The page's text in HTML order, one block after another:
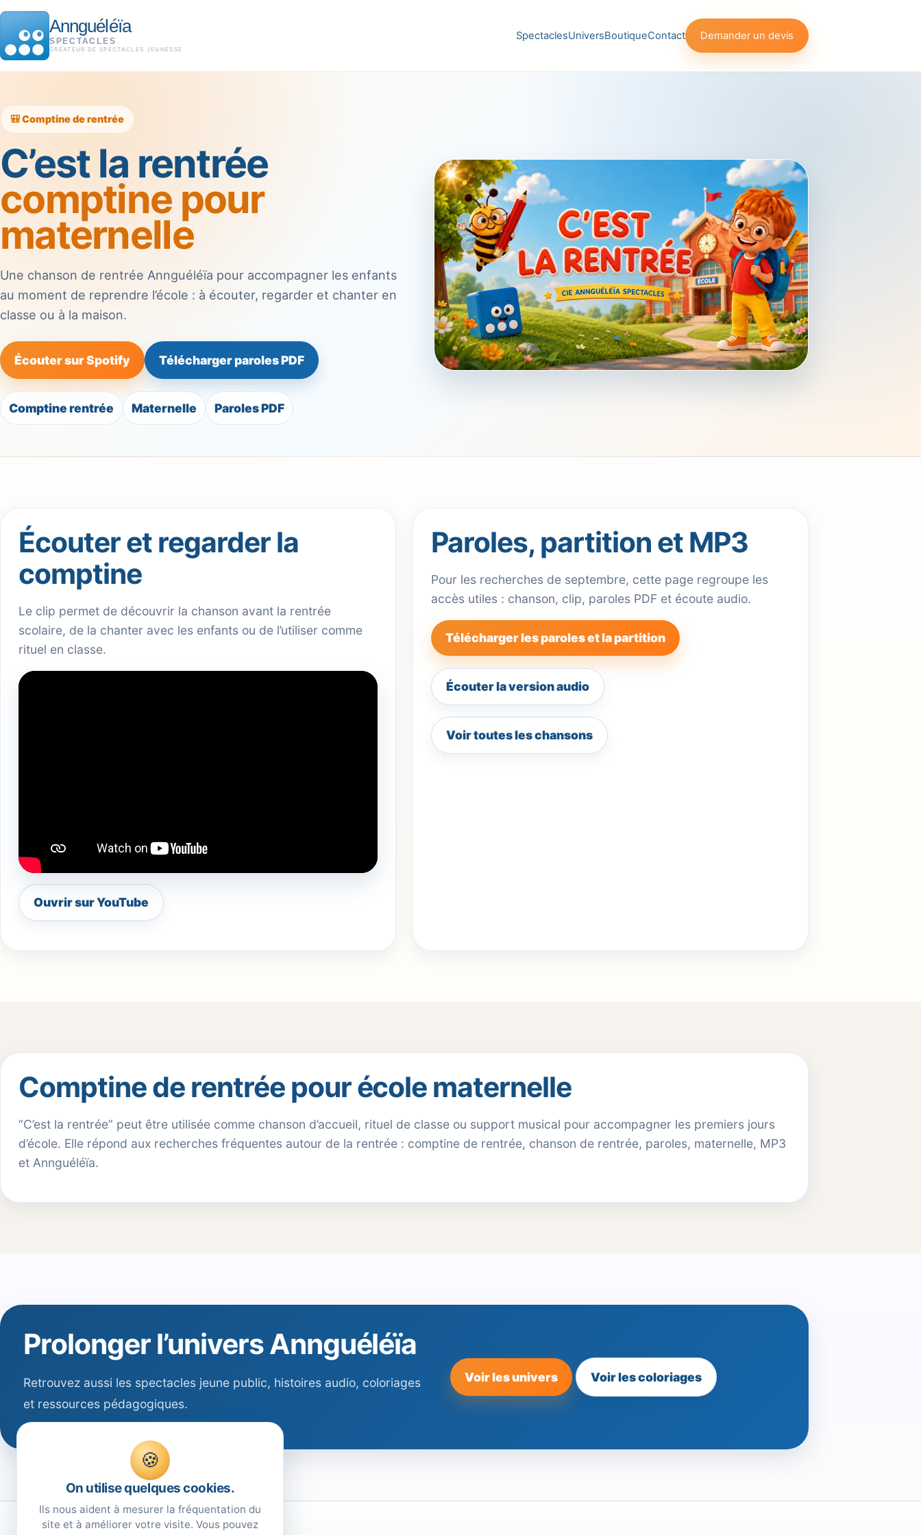
Annguéléïa
SPECTACLES
CRÉATEUR DE SPECTACLES JEUNESSE
SpectaclesUniversBoutiqueContact Demander un devis
🎒 Comptine de rentrée
C’est la rentrée
comptine pour
maternelle
Une chanson de rentrée Annguéléïa pour accompagner les enfants
au moment de reprendre l’école : à écouter, regarder et chanter en
classe ou à la maison.
Écouter sur Spotify Télécharger paroles PDF
Comptine rentrée Maternelle Paroles PDF
Écouter et regarder la
comptine
Le clip permet de découvrir la chanson avant la rentrée
scolaire, de la chanter avec les enfants ou de l’utiliser comme
rituel en classe.
Ouvrir sur YouTube
Paroles, partition et MP3
Pour les recherches de septembre, cette page regroupe les
accès utiles : chanson, clip, paroles PDF et écoute audio.
Télécharger les paroles et la partition
Écouter la version audio
Voir toutes les chansons
Comptine de rentrée pour école maternelle
“C’est la rentrée” peut être utilisée comme chanson d’accueil, rituel de classe ou support musical pour accompagner les premiers jours
d’école. Elle répond aux recherches fréquentes autour de la rentrée : comptine de rentrée, chanson de rentrée, paroles, maternelle, MP3
et Annguéléïa.
Prolonger l’univers Annguéléïa
Retrouvez aussi les spectacles jeune public, histoires audio, coloriages
et ressources pédagogiques.
Voir les univers Voir les coloriages
🍪
On utilise quelques cookies.
Ils nous aident à mesurer la fréquentation du
site et à améliorer votre visite. Vous pouvez